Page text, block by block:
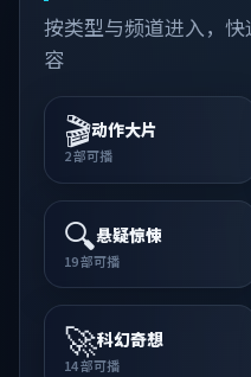
按类型与频道进入，
容
🎬动作大片
2部可播
🔍悬疑惊悚
19部可播
🚀科幻奇想
14部可播